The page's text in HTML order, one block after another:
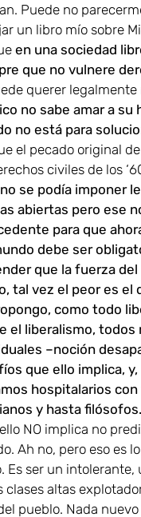
Puede no
un libro mío sobre
en una sociedad
que no vulnere
querer
no sabe amar a su
no está para
el pecado original
civiles de los
se podía imponer
abiertas pero ese
para que
debe ser
que la fuerza del
tal vez el peor es el
como todo
el liberalismo,
–noción
que ello implica,
hospitalarios
y hasta filósofos.
NO implica no
Ah no, pero eso es
Es ser un
clases altas
pueblo. Nada nuevo